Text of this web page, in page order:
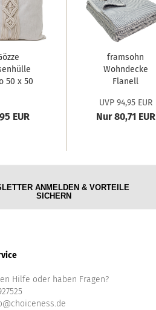
50 x 50
EUR
framsohn
Wohndecke
Flanell
UVP 94,95 EUR
Nur 80,71 EUR
ANMELDEN & VORTEILE
SICHERN
Hilfe oder haben Fragen?